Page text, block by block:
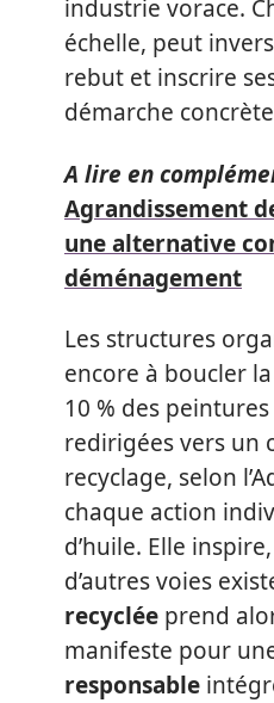
industrie vorace.
échelle, peut
rebut et inscrire
démarche
A lire en
Agrandissement
une alternative
déménagement
Les structures
encore à boucler
10 % des
redirigées vers un
recyclage, selon
chaque action
d’huile. Elle
d’autres voies
recyclée prend
manifeste pour
responsable